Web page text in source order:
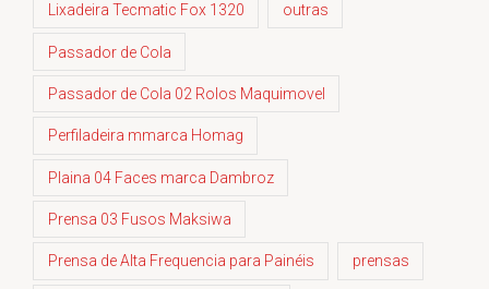
Lixadeira Tecmatic Fox 1320 outras
Passador de Cola
Passador de Cola 02 Rolos Maquimovel
Perfiladeira mmarca Homag
Plaina 04 Faces marca Dambroz
Prensa 03 Fusos Maksiwa
Prensa de Alta Frequencia para Painéis prensas